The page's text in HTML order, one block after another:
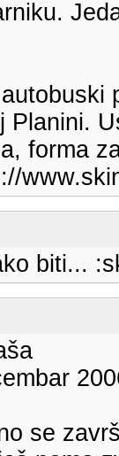
Planini.
forma
biti...
se